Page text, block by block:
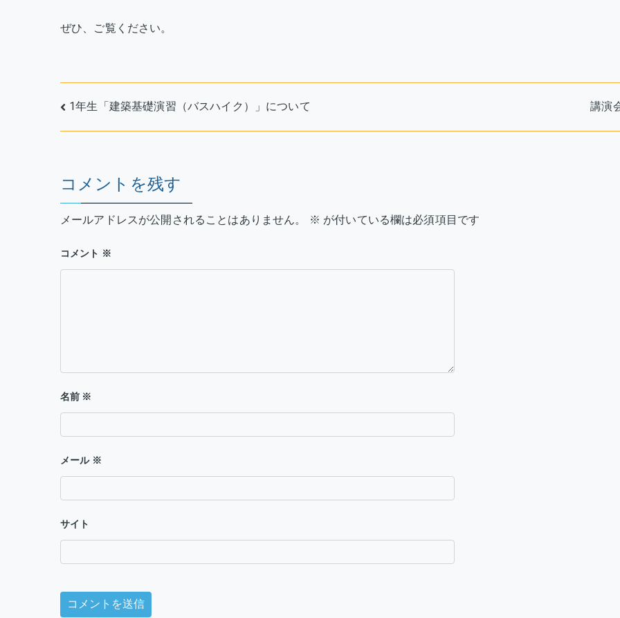
お
ぜひ、ご覧ください。
投
稿
ビ
ゲ
ー
シ
1年生「建築基礎演習（バスハイク）」について 講演
コメントを残す
メールアドレスが公開されることはありません。 ※ が付いている欄は必須項目です
コメント ※
名前 ※
メール ※
サイト